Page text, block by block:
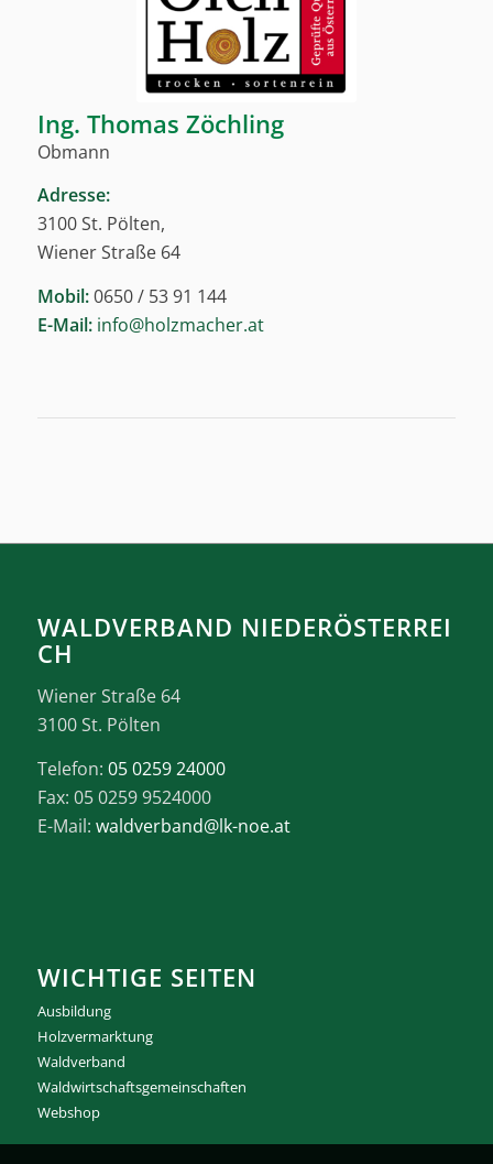
Ing. Thomas Zöchling
Obmann
Adresse:
3100 St. Pölten,
Wiener Straße 64
Mobil:0650 / 53 91 144
E-Mail: info@holzmacher.at
WALDVERBAND NIEDERÖSTERREI
CH
Wiener Straße 64
3100 St. Pölten
Telefon: 05 0259 24000
Fax: 05 0259 9524000
E-Mail: waldverband@lk-noe.at
WICHTIGE SEITEN
Ausbildung
Holzvermarktung
Waldverband
Waldwirtschaftsgemeinschaften
Webshop